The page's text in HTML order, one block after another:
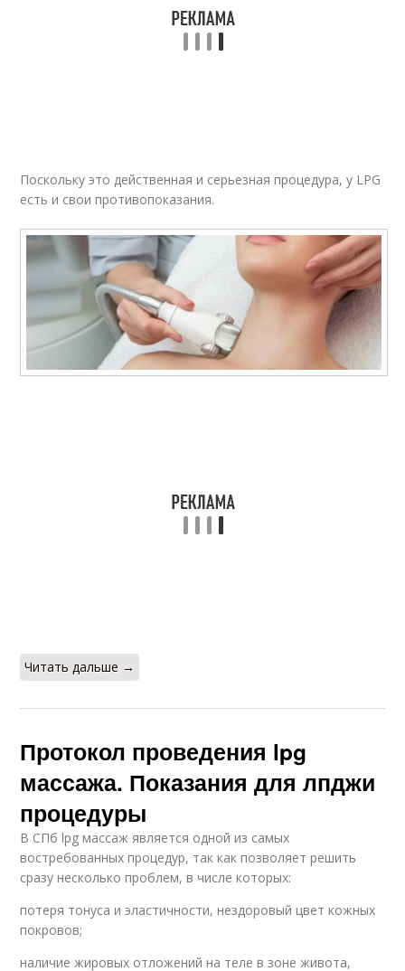
Поскольку это действенная и серьезная процедура, у LPG
есть и свои противопоказания.
Читать дальше →
Протокол проведения lpg
массажа. Показания для лпджи
процедуры
В СПб lpg массаж является одной из самых
востребованных процедур, так как позволяет решить
сразу несколько проблем, в числе которых:
потеря тонуса и эластичности, нездоровый цвет кожных
покровов;
наличие жировых отложений на теле в зоне живота,